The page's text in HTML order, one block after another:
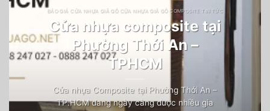
BÁO GIÁ CỬA NHỰA GIẢ GỖ CỬA NHỰA GIẢ GỖ COMPOSITE TIN TỨC
Cửa nhựa composite tại
Phường Thới An –
TPHCM
Cửa nhựa Composite tại Phường Thới An –
TP.HCM đang ngày càng được nhiều gia